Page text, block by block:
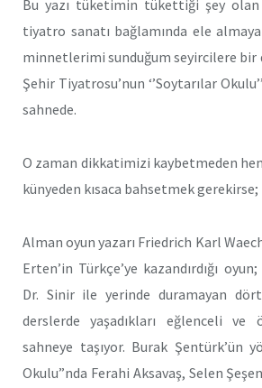
Bu yazı tüketimin tükettiği şey
tiyatro sanatı bağlamında ele
minnetlerimi sunduğum seyircilere bir
Şehir Tiyatrosu’nun ‘’Soytarılar
sahnede.
O zaman dikkatimizi kaybetmeden
künyeden kısaca bahsetmek gerekirse;
Alman oyun yazarı Friedrich Karl
Erten’in Türkçe’ye kazandırdığı
Dr. Sinir ile yerinde duramayan dört
derslerde yaşadıkları eğlenceli ve
sahneye taşıyor. Burak Şentürk’ün
Okulu”nda Ferahi Aksavaş, Selen